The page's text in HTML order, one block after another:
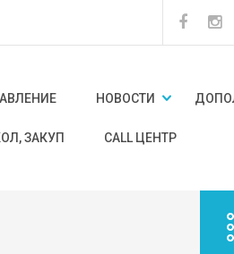
НОВОСТИ
ЗАКУП CALL ЦЕНТР